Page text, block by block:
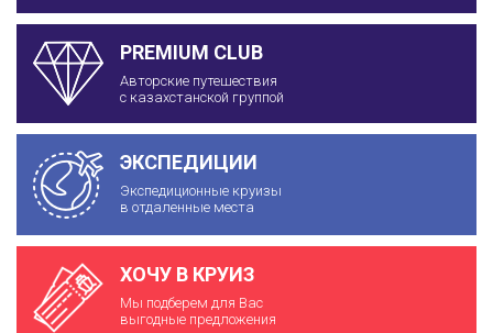
PREMIUM CLUB
Авторские путешествия
с казахстанской группой
ЭКСПЕДИЦИИ
Экспедиционные круизы
в отдаленные места
ХОЧУ В КРУИЗ
Мы подберем для Вас
выгодные предложения